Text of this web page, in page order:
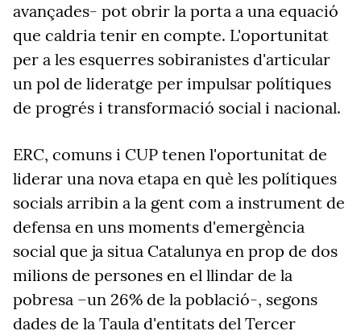
avançades- pot obrir la porta a una equació
que caldria tenir en compte. L'oportunitat
per a les esquerres sobiranistes d'articular
un pol de lideratge per impulsar polítiques
de progrés i transformació social i nacional.
ERC, comuns i CUP tenen l'oportunitat de
liderar una nova etapa en què les polítiques
socials arribin a la gent com a instrument de
defensa en uns moments d'emergència
social que ja situa Catalunya en prop de dos
milions de persones en el llindar de la
pobresa –un 26% de la població-, segons
dades de la Taula d'entitats del Tercer